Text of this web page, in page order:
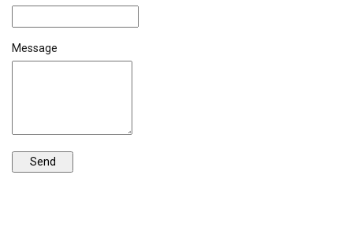
Message